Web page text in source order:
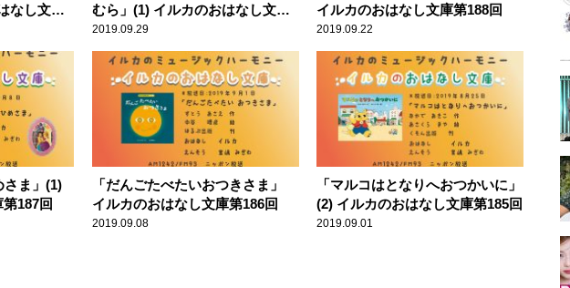
なし文庫
むら」(1) イルカのおはなし文庫
第189回
2019.09.29
イルカのおはなし文庫第188回
2019.09.22
さま」(1)
187回
「だんごたべたいおつきさま」
イルカのおはなし文庫第186回
2019.09.08
「マルコはとなりへおつかいに」
(2) イルカのおはなし文庫第185回
2019.09.01